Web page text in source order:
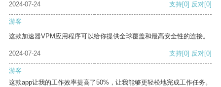
2024-07-24 支持[0] 反对[0]
游客
这款加速器VPM应用程序可以给你提供全球覆盖和最高安全性的连接。
2024-07-24 支持[0] 反对[0]
游客
这款app让我的工作效率提高了50%，让我能够更轻松地完成工作任务。